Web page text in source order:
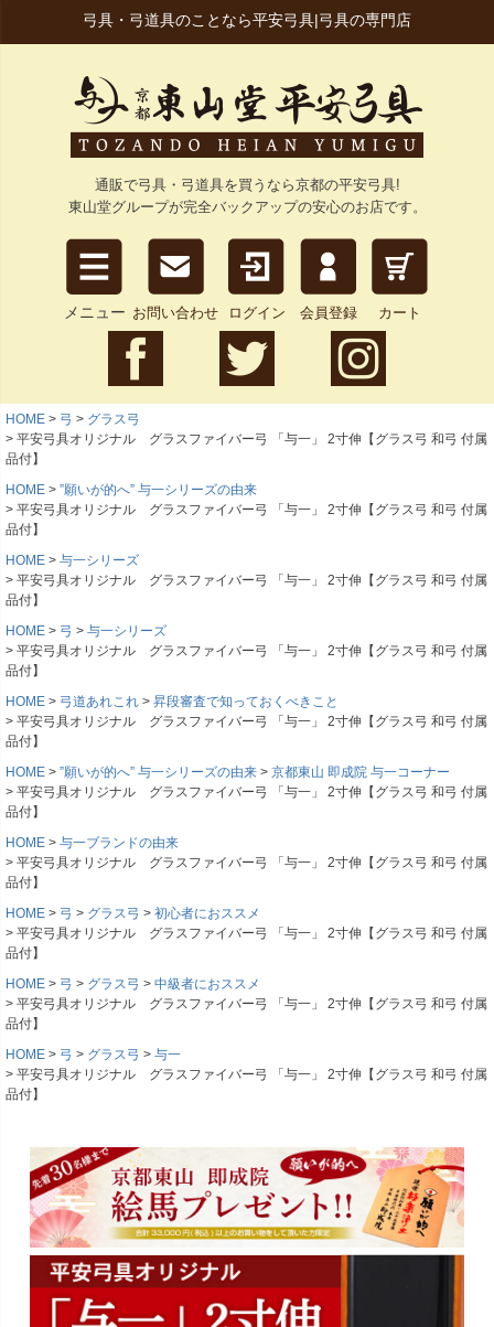
弓具・弓道具のことなら平安弓具|弓具の専門店
通販で弓具・弓道具を買うなら京都の平安弓具!
東山堂グループが完全バックアップの安心のお店です。
メニュー お問い合わせ ログイン 会員登録 カート
HOME 弓
グラス弓
平安弓具オリジナル グラスファイバー弓 「与一」 2寸伸【グラス弓 和弓 付属
品付】
HOME
”願いが的へ” 与一シリーズの由来
平安弓具オリジナル グラスファイバー弓 「与一」 2寸伸【グラス弓 和弓 付属
品付】
HOME
与一シリーズ
平安弓具オリジナル グラスファイバー弓 「与一」 2寸伸【グラス弓 和弓 付属
品付】
HOME
弓
与一シリーズ
平安弓具オリジナル グラスファイバー弓 「与一」 2寸伸【グラス弓 和弓 付属
品付】
HOME
弓道あれこれ
昇段審査で知っておくべきこと
平安弓具オリジナル グラスファイバー弓 「与一」 2寸伸【グラス弓 和弓 付属
品付】
HOME
”願いが的へ” 与一シリーズの由来
京都東山 即成院 与一コーナー
平安弓具オリジナル グラスファイバー弓 「与一」 2寸伸【グラス弓 和弓 付属
品付】
HOME
与一ブランドの由来
平安弓具オリジナル グラスファイバー弓 「与一」 2寸伸【グラス弓 和弓 付属
品付】
HOME
弓 グラス弓
初心者におススメ
平安弓具オリジナル グラスファイバー弓 「与一」 2寸伸【グラス弓 和弓 付属
品付】
HOME
弓 グラス弓
中級者におススメ
平安弓具オリジナル グラスファイバー弓 「与一」 2寸伸【グラス弓 和弓 付属
品付】
HOME
弓 グラス弓
与一
平安弓具オリジナル グラスファイバー弓 「与一」 2寸伸【グラス弓 和弓 付属
品付】